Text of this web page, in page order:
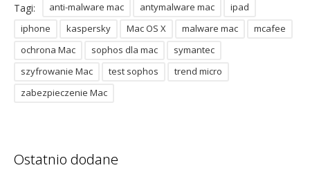
Tagi: anti-malware mac antymalware mac
ipad
iphone
kaspersky Mac OS X malware mac
mcafee
ochrona Mac
sophos dla mac
symantec
szyfrowanie Mac
test sophos
trend micro
zabezpieczenie Mac
Ostatnio dodane